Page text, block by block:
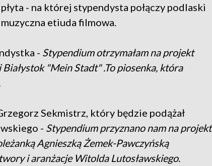
- na której stypendysta połączy podlaski
etiuda filmowa.
- Stypendium otrzymałam na projekt
"Mein Stadt" .To piosenka, która
Sekmistrz, który będzie podążał
- Stypendium przyznano nam na projekt
Agnieszką Żemek-Pawczyńską
i aranżacje Witolda Lutosławskiego.